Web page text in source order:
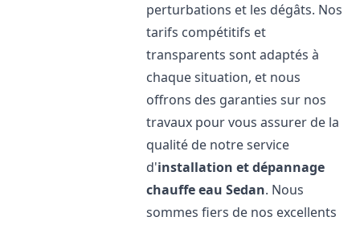
perturbations et les dégâts. Nos
tarifs compétitifs et
transparents sont adaptés à
chaque situation, et nous
offrons des garanties sur nos
travaux pour vous assurer de la
qualité de notre service
d'installation et dépannage
chauffe eau Sedan. Nous
sommes fiers de nos excellents